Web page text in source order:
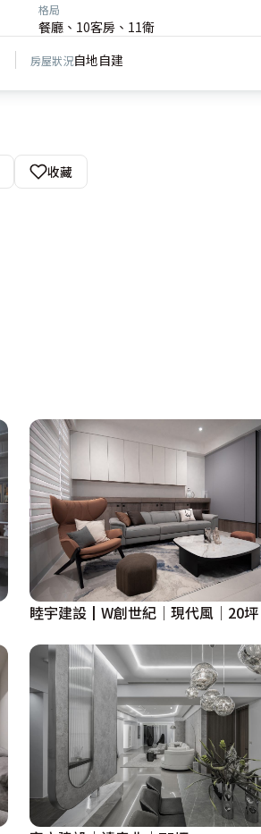
格局
餐廳、10客房、11衛
房屋狀況自地自建
收藏
睦宇建設┃W創世紀│現代風│20坪